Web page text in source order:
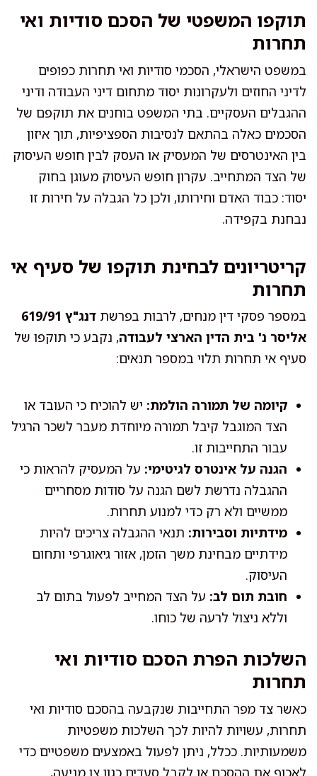
תוקפו המשפטי של הסכם סודיות ואי
תחרות
במשפט הישראלי, הסכמי סודיות ואי תחרות כפופים
לדיני החוזים ולעקרונות יסוד מתחום דיני העבודה ודיני
ההגבלים העסקיים. בתי המשפט בוחנים את תוקפם של
הסכמים כאלה בהתאם לנסיבות הספציפיות, תוך איזון
בין האינטרסים של המעסיק או העסק לבין חופש העיסוק
של הצד המתחייב. עקרון חופש העיסוק מעוגן בחוק
יסוד: כבוד האדם וחירותו, ולכן כל הגבלה על חירות זו
נבחנת בקפידה.
קריטריונים לבחינת תוקפו של סעיף אי
תחרות
במספר פסקי דין מנחים, לרבות בפרשת
דנג"ץ 619/91
אליסר נ' בית הדין הארצי לעבודה, נקבע כי תוקפו של
סעיף אי תחרות תלוי במספר תנאים:
קיומה של תמורה הולמת: יש להוכיח כי העובד או
הצד המוגבל קיבל תמורה מיוחדת מעבר לשכר הרגיל
עבור התחייבות זו.
הגנה על אינטרס לגיטימי: על המעסיק להראות כי
ההגבלה נדרשת לשם הגנה על סודות מסחריים
ממשיים ולא רק כדי למנוע תחרות.
מידתיות וסבירות: תנאי ההגבלה צריכים להיות
מידתיים מבחינת משך הזמן, אזור גיאוגרפי ותחום
העיסוק.
חובת תום לב: על הצד המחייב לפעול בתום לב
וללא ניצול לרעה של כוחו.
השלכות הפרת הסכם סודיות ואי
תחרות
כאשר צד מפר התחייבות שנקבעה בהסכם סודיות ואי
תחרות, עשויות להיות לכך השלכות משפטיות
משמעותיות. ככלל, ניתן לפעול באמצעים משפטיים כדי
לאכוף את ההסכם או לקבל סעדים כגון צו מניעה,